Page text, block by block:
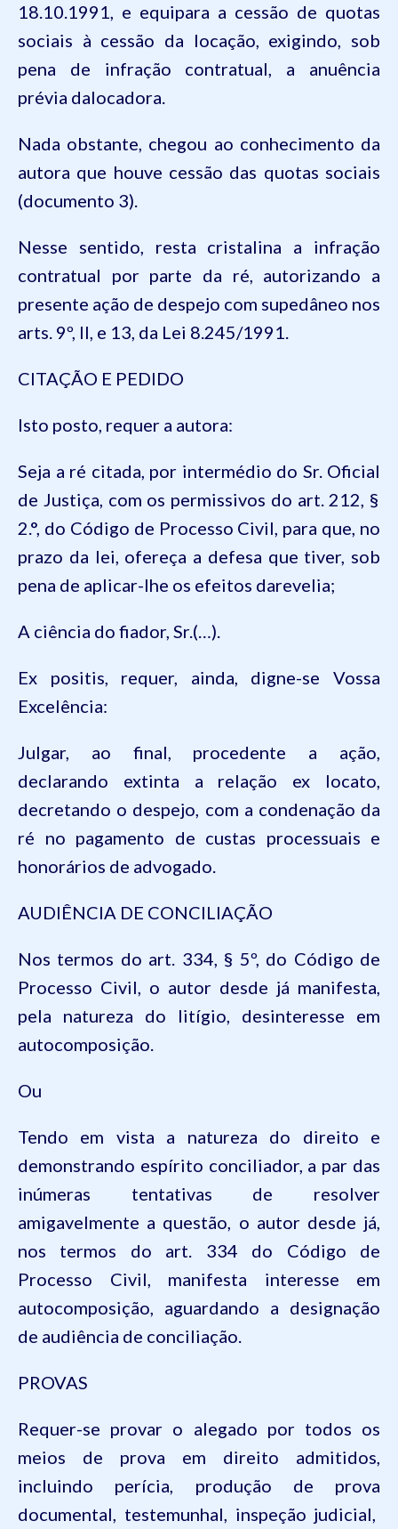
18.10.1991, e equipara a cessão de quotas
sociais à cessão da locação, exigindo, sob
pena de infração contratual, a anuência
prévia dalocadora.
Nada obstante, chegou ao conhecimento da
autora que houve cessão das quotas sociais
(documento 3).
Nesse sentido, resta cristalina a
infração
contratual
por parte da ré, autorizando a
presente ação de despejo com supedâneo nos
arts. 9º, II, e 13, da Lei 8.245/1991.
CITAÇÃO E PEDIDO
Isto posto, requer a autora:
Seja a ré citada, por intermédio do Sr. Oficial
de Justiça, com os permissivos do art. 212, §
2.°, do Código de Processo Civil, para que, no
prazo da lei, ofereça a defesa que tiver, sob
pena de aplicar-lhe os efeitos darevelia;
A ciência do fiador, Sr.(…).
Ex positis, requer, ainda, digne-seVossa
Excelência:
Julgar, ao final, procedente a ação,
declarando
extinta a relação ex locato,
decretando o despejo, com a condenação da
ré no pagamento de custas processuais e
honorários de advogado.
AUDIÊNCIA DE CONCILIAÇÃO
Nos termos do art. 334, § 5º, do Código de
Processo Civil, o autor desde já manifesta,
pela
natureza do litígio, desinteresse
em
autocomposição.
Ou
Tendo em vista a natureza do direito e
demonstrando espírito conciliador, a par das
inúmeras
tentativas de resolver
amigavelmente a questão, o autor desde já,
nos
termos do art. 334 do Código de
Processo Civil, manifesta interesse
em
autocomposição, aguardando a designação
de audiência de conciliação.
PROVAS
Requer-se provar o alegado por todos os
meios de prova em direito admitidos,
incluindo
perícia, produção de prova
documental, testemunhal, inspeção judicial,